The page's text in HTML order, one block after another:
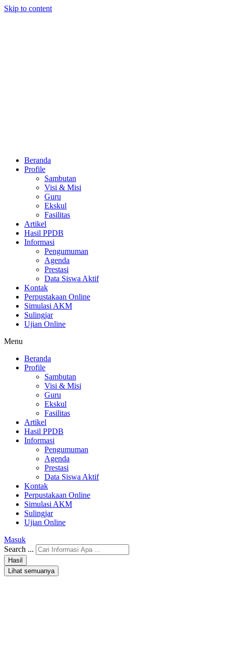
Skip to content
Beranda
Profile
Sambutan
Visi & Misi
Guru
Ekskul
Fasilitas
Artikel
Hasil PPDB
Informasi
Pengumuman
Agenda
Prestasi
Data Siswa Aktif
Kontak
Perpustakaan Online
Simulasi AKM
Sulingjar
Ujian Online
Menu
Beranda
Profile
Sambutan
Visi & Misi
Guru
Ekskul
Fasilitas
Artikel
Hasil PPDB
Informasi
Pengumuman
Agenda
Prestasi
Data Siswa Aktif
Kontak
Perpustakaan Online
Simulasi AKM
Sulingjar
Ujian Online
Masuk
Search ...
Hasil
Lihat semuanya